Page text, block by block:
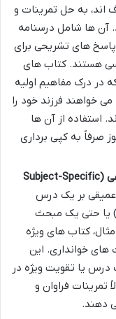
اند، به حل تمرینات و
آن ها شامل درسنامه
های تشریحی برای
هستند. کتاب های
در درک مفاهیم اولیه
خواهند فرزند خود را
استفاده از آن ها
صرفاً به کپی برداری
کتاب های تقویتی/تمرین محور موضوعی (Subject-Specific
عمیقی بر یک درس
یا حتی یک مبحث
کتاب های ویژه
خوانداری. این
یا تقویت ویژه در
تمرینات فراوان و
دهند.